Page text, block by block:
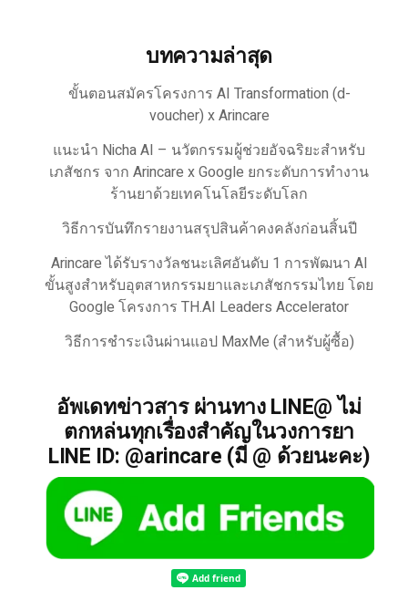
บทความล่าสุด
ขั้นตอนสมัครโครงการ AI Transformation (d-
voucher) x Arincare
แนะนำ Nicha AI – นวัตกรรมผู้ช่วยอัจฉริยะสำหรับ
เภสัชกร จาก Arincare x Google ยกระดับการทำงาน
ร้านยาด้วยเทคโนโลยีระดับโลก
วิธีการบันทึกรายงานสรุปสินค้าคงคลังก่อนสิ้นปี
Arincare ได้รับรางวัลชนะเลิศอันดับ 1 การพัฒนา AI
ขั้นสูงสำหรับอุตสาหกรรมยาและเภสัชกรรมไทย โดย
Google โครงการ TH.AI Leaders Accelerator
วิธีการชำระเงินผ่านแอป MaxMe (สำหรับผู้ซื้อ)
อัพเดทข่าวสาร ผ่านทาง LINE@ ไม่
ตกหล่นทุกเรื่องสำคัญในวงการยา
LINE ID: @arincare (มี @ ด้วยนะคะ)